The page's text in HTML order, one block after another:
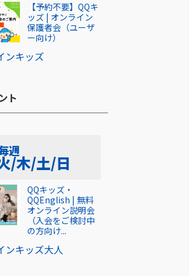
ンキッズ
【予約不要】QQキ
ッズ | オンライン
保護者会（ユーザ
ー向け）
ト​
週
/木/土/日
ンキッズ大人
QQキッズ・
QQEnglish | 無料
オンライン説明会
（入会をご検討中
の方向け...